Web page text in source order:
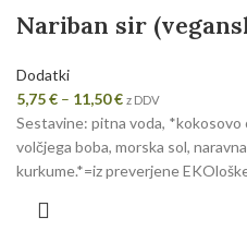
Nariban sir
Dodatki
5,75€ – 11,50€ z DDV
Sestavine: pitna voda, *kokosovo
volčjega boba, morska sol,
kurkume.*=iz preverjene